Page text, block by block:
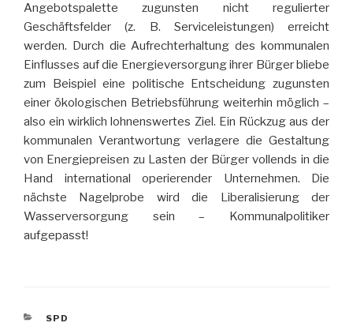
Angebotspalette zugunsten nicht regulierter
Geschäftsfelder (z. B. Serviceleistungen) erreicht
werden. Durch die Aufrechterhaltung des kommunalen
Einflusses auf die Energieversorgung ihrer Bürger bliebe
zum Beispiel eine politische Entscheidung zugunsten
einer ökologischen Betriebsführung weiterhin möglich –
also ein wirklich lohnenswertes Ziel. Ein Rückzug aus der
kommunalen Verantwortung verlagere die Gestaltung
von Energiepreisen zu Lasten der Bürger vollends in die
Hand international operierender Unternehmen. Die
nächste Nagelprobe wird die Liberalisierung der
Wasserversorgung sein – Kommunalpolitiker
aufgepasst!
KATEGORIEN
SPD